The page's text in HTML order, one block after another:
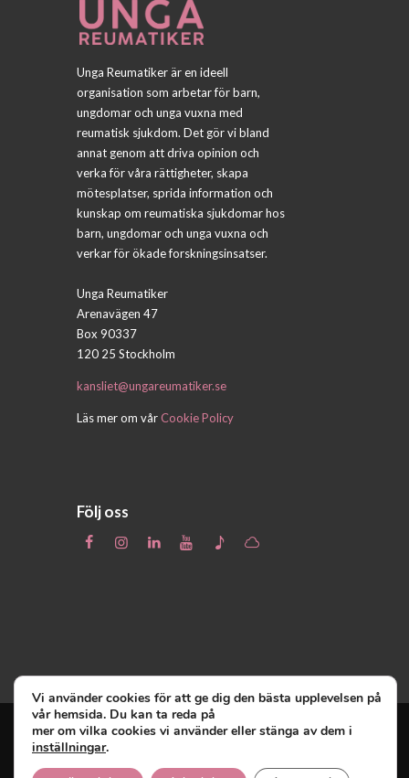
Unga Reumatiker är en ideell
organisation som arbetar för barn,
ungdomar och unga vuxna med
reumatisk sjukdom. Det gör vi bland
annat genom att driva opinion och
verka för våra rättigheter, skapa
mötesplatser, sprida information och
kunskap om reumatiska sjukdomar hos
barn, ungdomar och unga vuxna och
verkar för ökade forskningsinsatser.
Unga Reumatiker
Arenavägen 47
Box 90337
120 25 Stockholm
kansliet@ungareumatiker.se
Läs mer om vårCookie Policy
Följ oss
Vi använder cookies för att ge dig den bästa upplevelsen på
vår hemsida. Du kan ta reda på
mer om vilka cookies vi använder eller stänga av dem i
inställningar.